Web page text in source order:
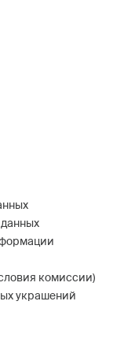
комиссии)
украшений